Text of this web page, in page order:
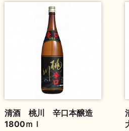
清酒 桃川 辛口本醸造
1800ｍｌ